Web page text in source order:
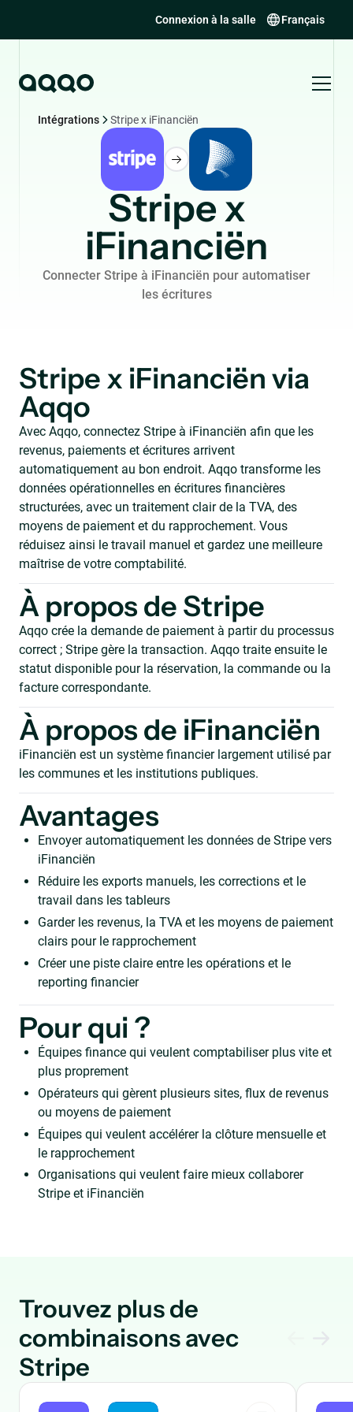
Connexion à la salle Français
Intégrations Stripe x iFinanciën
Stripe x
iFinanciën
Connecter Stripe à iFinanciën pour automatiser
les écritures
Stripe x iFinanciën via
Aqqo
Avec Aqqo, connectez Stripe à iFinanciën afin que les
revenus, paiements et écritures arrivent
automatiquement au bon endroit. Aqqo transforme les
données opérationnelles en écritures financières
structurées, avec un traitement clair de la TVA, des
moyens de paiement et du rapprochement. Vous
réduisez ainsi le travail manuel et gardez une meilleure
maîtrise de votre comptabilité.
À propos de Stripe
Aqqo crée la demande de paiement à partir du processus
correct ; Stripe gère la transaction. Aqqo traite ensuite le
statut disponible pour la réservation, la commande ou la
facture correspondante.
À propos de iFinanciën
iFinanciën est un système financier largement utilisé par
les communes et les institutions publiques.
Avantages
Envoyer automatiquement les données de Stripe vers
iFinanciën
Réduire les exports manuels, les corrections et le
travail dans les tableurs
Garder les revenus, la TVA et les moyens de paiement
clairs pour le rapprochement
Créer une piste claire entre les opérations et le
reporting financier
Pour qui ?
Équipes finance qui veulent comptabiliser plus vite et
plus proprement
Opérateurs qui gèrent plusieurs sites, flux de revenus
ou moyens de paiement
Équipes qui veulent accélérer la clôture mensuelle et
le rapprochement
Organisations qui veulent faire mieux collaborer
Stripe et iFinanciën
Trouvez plus de
combinaisons avec
Stripe